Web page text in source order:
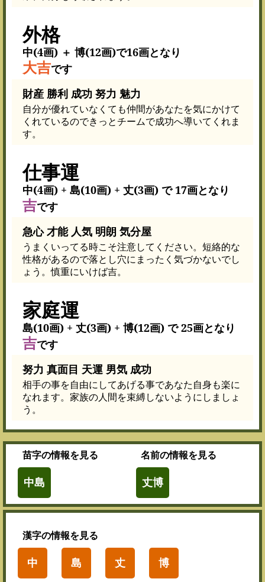
外格
中(4画) ＋ 博(12画)で16画となり
大吉です
財産 勝利 成功 努力 魅力
自分が優れていなくても仲間があなたを気にかけて
くれているのできっとチームで成功へ導いてくれま
す。
仕事運
中(4画) + 島(10画) + 丈(3画) で 17画となり
吉です
急心 才能 人気 明朗 気分屋
うまくいってる時こそ注意してください。短絡的な
性格があるので落とし穴にまったく気づかないでし
ょう。慎重にいけば吉。
家庭運
島(10画) + 丈(3画) + 博(12画) で 25画となり
吉です
努力 真面目 天運 男気 成功
相手の事を自由にしてあげる事であなた自身も楽に
なれます。家族の人間を束縛しないようにしましょ
う。
苗字の情報を見る
中島
名前の情報を見る
丈博
漢字の情報を見る
中 島 丈 博